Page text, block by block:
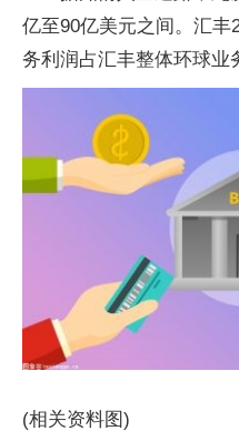
亿至90亿美元之间。汇丰
务利润占汇丰整体环球业
(相关资料图)